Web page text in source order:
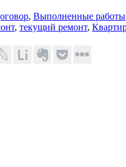
, Выполненные работы
, текущий ремонт,